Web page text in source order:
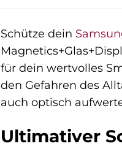
Schütze dein
für dein wertvolles
den Gefahren des
auch optisch
Ultimativer